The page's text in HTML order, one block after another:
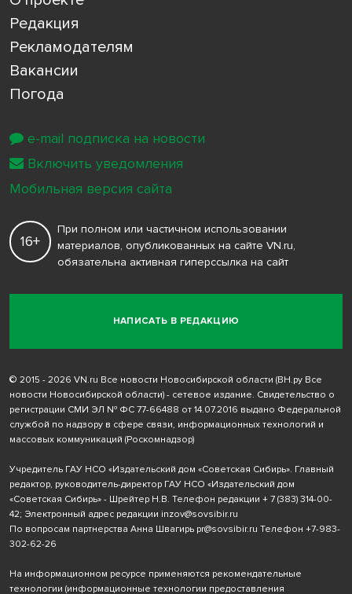
Редакция
Рекламодателям
Вакансии
Погода
НАПИСАТЬ В РЕДАКЦИЮ
16+
При полном или частичном использовании
материалов, опубликованных на сайте VN.ru,
обязательна активная гиперссылка на сайт
© 2015 - 2026 VN.ru Все новости Новосибирской области (ВН.ру Все
новости Новосибирской области) - сетевое издание. Свидетельство о
регистрации СМИ ЭЛ № ФС 77-66488 от 14.07.2016 выдано Федеральной
службой по надзору в сфере связи, информационных технологий и
массовых коммуникаций (Роскомнадзор)
Учредитель ГАУ НСО «Издательский дом «Советская Сибирь». Главный
редактор, руководитель-директор ГАУ НСО «Издательский дом
«Советская Сибирь» - Шрейтер Н.В. Телефон редакции + 7 (383) 314-00-
42; Электронный адрес редакции inzov@sovsibir.ru
По вопросам партнерства Анна Швагирь pr@sovsibir.ru Телефон +7-983-
302-62-26
На информационном ресурсе применяются рекомендательные
технологии (информационные технологии предоставления
e-mail подписка на новости
Включить уведомления
Мобильная версия сайта